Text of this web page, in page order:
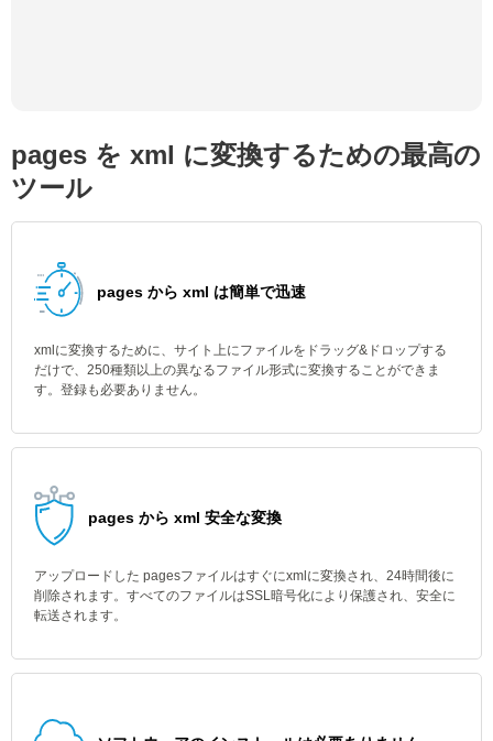
pages を xml に変換するための最高の
ツール
pages から xml は簡単で迅速
xmlに変換するために、サイト上にファイルをドラッグ&ドロップする
だけで、250種類以上の異なるファイル形式に変換することができま
す。登録も必要ありません。
pages から xml 安全な変換
アップロードした pagesファイルはすぐにxmlに変換され、24時間後に
削除されます。すべてのファイルはSSL暗号化により保護され、安全に
転送されます。